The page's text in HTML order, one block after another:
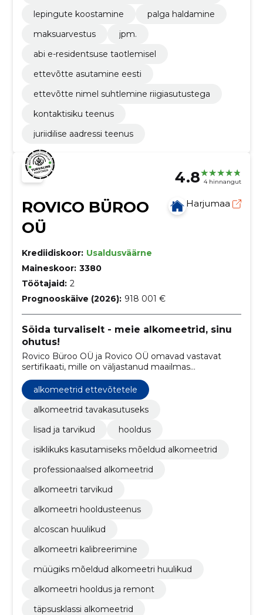
lepingute koostamine
palga haldamine
maksuarvestus
jpm.
abi e-residentsuse taotlemisel
ettevõtte asutamine eesti
ettevõtte nimel suhtlemine riigiasutustega
kontaktisiku teenus
juriidilise aadressi teenus
4.8 4 hinnangut
ROVICO BÜROO
OÜ
Harjumaa
Krediidiskoor: Usaldusväärne
Maineskoor: 3380
Töötajaid: 2
Prognooskäive (2026): 918 001 €
Sõida turvaliselt - meie alkomeetrid, sinu
ohutus!
Rovico Büroo OÜ ja Rovico OÜ omavad vastavat
sertifikaati, mille on väljastanud maailmas
tunnustatud sertifitseerimisorganisatsioon Bureau
Veritas
alkomeetrid ettevõtetele
alkomeetrid tavakasutuseks
lisad ja tarvikud
hooldus
isiklikuks kasutamiseks mõeldud alkomeetrid
professionaalsed alkomeetrid
alkomeetri tarvikud
alkomeetri hooldusteenus
alcoscan huulikud
alkomeetri kalibreerimine
müügiks mõeldud alkomeetri huulikud
alkomeetri hooldus ja remont
täpsusklassi alkomeetrid